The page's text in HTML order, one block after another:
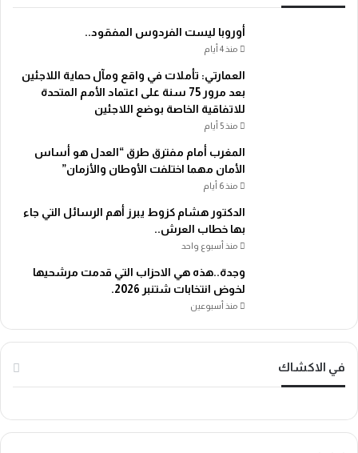
أوروبا ليست الفردوس المفقود..
منذ 4 أيام
العمارتي: تأملات في واقع ومآل حماية اللاجئين
بعد مرور 75 سنة على اعتماد الأمم المتحدة
للاتفاقية الخاصة بوضع اللاجئين
منذ 5 أيام
المغرب أمام مفترق طرق “العدل هو أساس
الأمان مهما اختلفت الأوطان والأزمان”
منذ 6 أيام
الدكتور هشام كزوط يبرز أهم الرسائل التي جاء
بها خطاب العرش..
منذ أسبوع واحد
وجدة..هذه هي الاحزاب التي قدمت مرشحيها
لخوض انتخابات شتنبر 2026.
منذ أسبوعين
في الاكشاك